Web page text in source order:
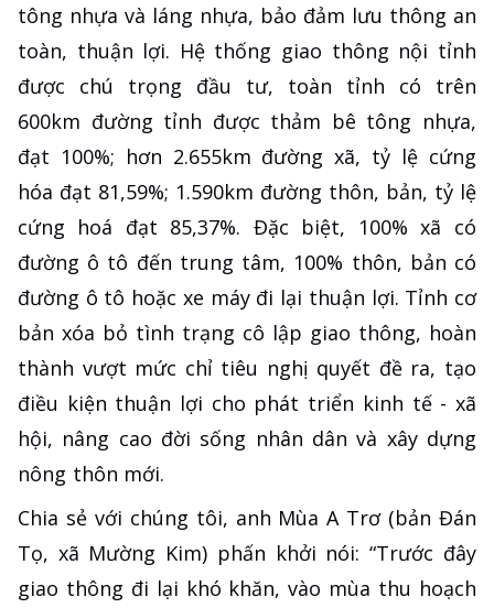
tông nhựa và láng nhựa, bảo đảm lưu thông an
toàn, thuận lợi. Hệ thống giao thông nội tỉnh
được chú trọng đầu tư, toàn tỉnh có trên
600km đường tỉnh được thảm bê tông nhựa,
đạt 100%; hơn 2.655km đường xã, tỷ lệ cứng
hóa đạt 81,59%; 1.590km đường thôn, bản, tỷ lệ
cứng hoá đạt 85,37%. Đặc biệt, 100% xã có
đường ô tô đến trung tâm, 100% thôn, bản có
đường ô tô hoặc xe máy đi lại thuận lợi. Tỉnh cơ
bản xóa bỏ tình trạng cô lập giao thông, hoàn
thành vượt mức chỉ tiêu nghị quyết đề ra, tạo
điều kiện thuận lợi cho phát triển kinh tế - xã
hội, nâng cao đời sống nhân dân và xây dựng
nông thôn mới.
Chia sẻ với chúng tôi, anh Mùa A Trơ (bản Đán
Tọ, xã Mường Kim) phấn khởi nói: “Trước đây
giao thông đi lại khó khăn, vào mùa thu hoạch